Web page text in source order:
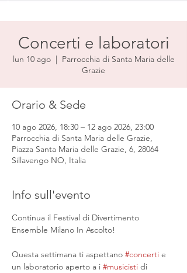
Concerti e laboratori
lun 10 ago
  |
Parrocchia di Santa Maria delle
Grazie
Orario & Sede
10 ago 2026, 18:30 – 12 ago 2026, 23:00
Parrocchia di Santa Maria delle Grazie,
Piazza Santa Maria delle Grazie, 6, 28064
Sillavengo NO, Italia
Info sull'evento
Continua il Festival di Divertimento
Ensemble Milano In Ascolto!
Questa settimana ti aspettano #concerti e
un laboratorio aperto a i #musicisti di